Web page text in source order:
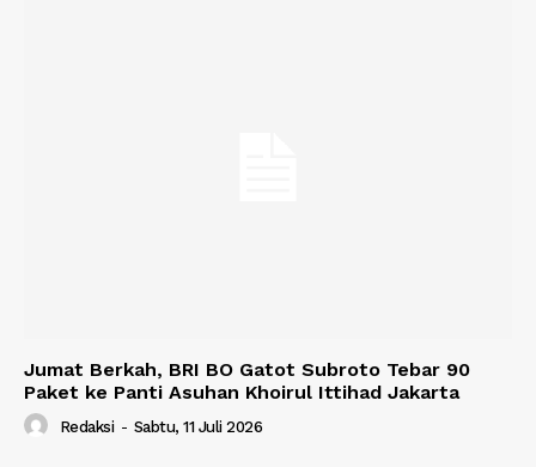
Jumat Berkah, BRI BO Gatot Subroto Tebar 90
Paket ke Panti Asuhan Khoirul Ittihad Jakarta
Redaksi - Sabtu, 11 Juli 2026